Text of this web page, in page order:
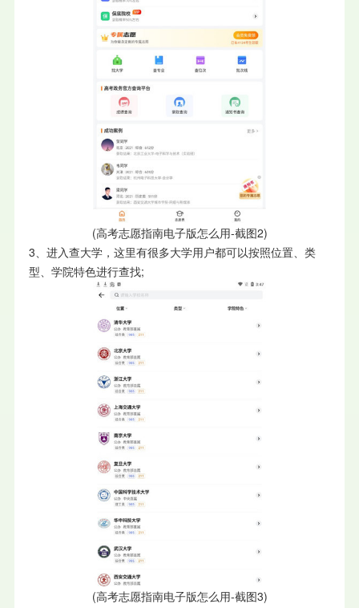
(高考志愿指南电子版怎么用-截图2)
3、进入查大学，这里有很多大学用户都可以按照位置、类
型、学院特色进行查找;
(高考志愿指南电子版怎么用-截图3)